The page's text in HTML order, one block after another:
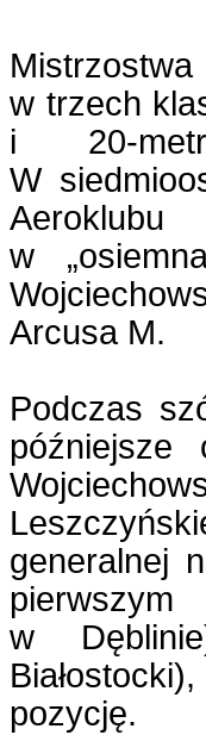
w trzech
i 20-
W
w
Arcusa M.
Podczas
późniejsze
generalnej
w
pozycję.